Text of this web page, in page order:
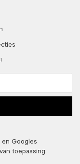
Googles
toepassing